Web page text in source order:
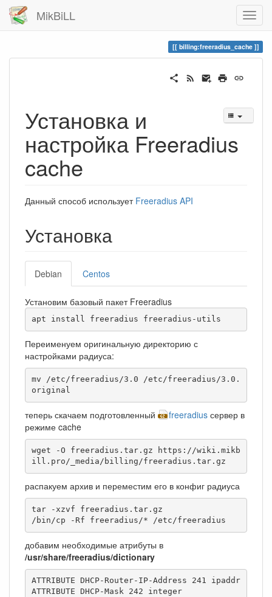
MikBiLL
billing:freeradius_cache
Установка и
настройка Freeradius
cache
Данный способ использует Freeradius API
Установка
Debian Centos
Установим базовый пакет Freeradius
apt install freeradius freeradius-utils
Переименуем оригинальную директорию с
настройками радиуса:
mv /etc/freeradius/3.0 /etc/freeradius/3.0.
original
теперь скачаем подготовленный freeradius сервер в
режиме cache
wget -O freeradius.tar.gz https://wiki.mikb
ill.pro/_media/billing/freeradius.tar.gz
распакуем архив и переместим его в конфиг радиуса
tar -xzvf freeradius.tar.gz
/bin/cp -Rf freeradius/* /etc/freeradius
добавим необходимые атрибуты в
/usr/share/freeradius/dictionary
ATTRIBUTE DHCP-Router-IP-Address 241 ipaddr
ATTRIBUTE DHCP-Mask 242 integer